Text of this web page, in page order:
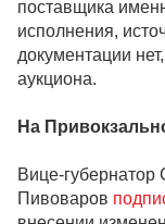
поставщика
исполнения,
документации
аукциона.
На
Вице-губернатор
Пивоваров